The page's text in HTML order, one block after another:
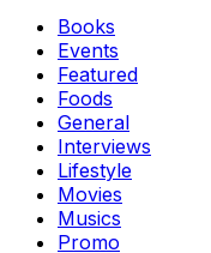
Books
Events
Featured
Foods
General
Interviews
Lifestyle
Movies
Musics
Promo